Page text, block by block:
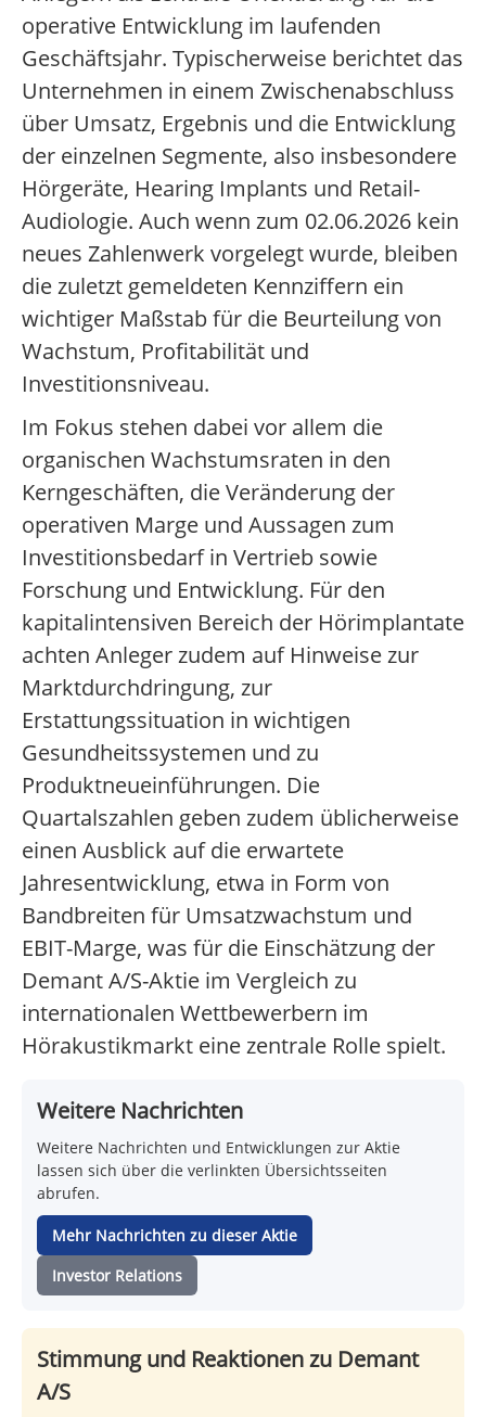
operative Entwicklung im laufenden
Geschäftsjahr. Typischerweise berichtet das
Unternehmen in einem Zwischenabschluss
über Umsatz, Ergebnis und die Entwicklung
der einzelnen Segmente, also insbesondere
Hörgeräte, Hearing Implants und Retail-
Audiologie. Auch wenn zum 02.06.2026 kein
neues Zahlenwerk vorgelegt wurde, bleiben
die zuletzt gemeldeten Kennziffern ein
wichtiger Maßstab für die Beurteilung von
Wachstum, Profitabilität und
Investitionsniveau.
Im Fokus stehen dabei vor allem die
organischen Wachstumsraten in den
Kerngeschäften, die Veränderung der
operativen Marge und Aussagen zum
Investitionsbedarf in Vertrieb sowie
Forschung und Entwicklung. Für den
kapitalintensiven Bereich der Hörimplantate
achten Anleger zudem auf Hinweise zur
Marktdurchdringung, zur
Erstattungssituation in wichtigen
Gesundheitssystemen und zu
Produktneueinführungen. Die
Quartalszahlen geben zudem üblicherweise
einen Ausblick auf die erwartete
Jahresentwicklung, etwa in Form von
Bandbreiten für Umsatzwachstum und
EBIT-Marge, was für die Einschätzung der
Demant A/S-Aktie im Vergleich zu
internationalen Wettbewerbern im
Hörakustikmarkt eine zentrale Rolle spielt.
Weitere Nachrichten
Weitere Nachrichten und Entwicklungen zur Aktie
lassen sich über die verlinkten Übersichtsseiten
abrufen.
Mehr Nachrichten zu dieser Aktie
Investor Relations
Stimmung und Reaktionen zu Demant
A/S